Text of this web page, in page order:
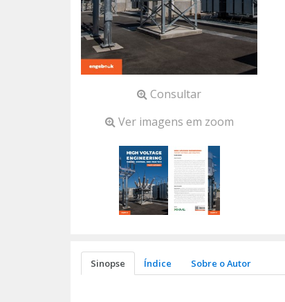
Consultar
Ver imagens em zoom
Sinopse Índice Sobre o Autor